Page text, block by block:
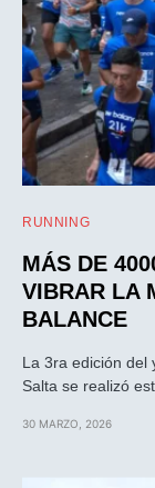
RUNNING
MÁS DE
VIBRAR LA
BALANCE
La 3ra edición del
Salta se realizó
30 MARZO, 2026